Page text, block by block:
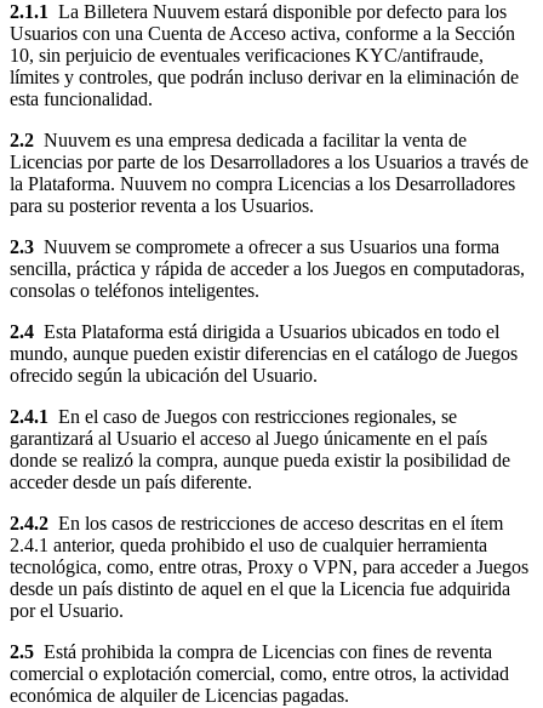
2.1.1 La Billetera Nuuvem estará disponible por defecto para los
Usuarios con una Cuenta de Acceso activa, conforme a la Sección
10, sin perjuicio de eventuales verificaciones KYC/antifraude,
límites y controles, que podrán incluso derivar en la eliminación de
esta funcionalidad.
2.2 Nuuvem es una empresa dedicada a facilitar la venta de
Licencias por parte de los Desarrolladores a los Usuarios a través de
la Plataforma. Nuuvem no compra Licencias a los Desarrolladores
para su posterior reventa a los Usuarios.
2.3 Nuuvem se compromete a ofrecer a sus Usuarios una forma
sencilla, práctica y rápida de acceder a los Juegos en computadoras,
consolas o teléfonos inteligentes.
2.4 Esta Plataforma está dirigida a Usuarios ubicados en todo el
mundo, aunque pueden existir diferencias en el catálogo de Juegos
ofrecido según la ubicación del Usuario.
2.4.1 En el caso de Juegos con restricciones regionales, se
garantizará al Usuario el acceso al Juego únicamente en el país
donde se realizó la compra, aunque pueda existir la posibilidad de
acceder desde un país diferente.
2.4.2 En los casos de restricciones de acceso descritas en el ítem
2.4.1 anterior, queda prohibido el uso de cualquier herramienta
tecnológica, como, entre otras, Proxy o VPN, para acceder a Juegos
desde un país distinto de aquel en el que la Licencia fue adquirida
por el Usuario.
2.5 Está prohibida la compra de Licencias con fines de reventa
comercial o explotación comercial, como, entre otros, la actividad
económica de alquiler de Licencias pagadas.